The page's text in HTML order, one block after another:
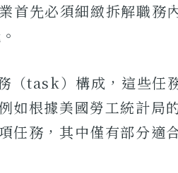
先必須細緻拆解職務
（task）構成，這些任
如根據美國勞工統計局
任務，其中僅有部分適